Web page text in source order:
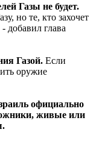
Газы не будет.
но те, кто захочет
добавил глава
Газой. Если
оружие
официально
живые или